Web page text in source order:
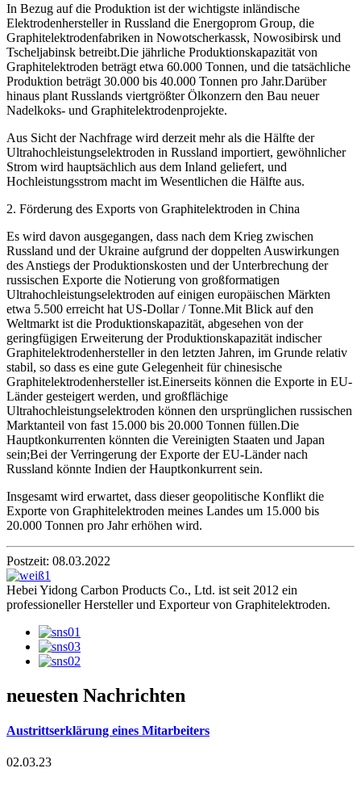
In Bezug auf die Produktion ist der wichtigste inländische
Elektrodenhersteller in Russland die Energoprom Group, die
Graphitelektrodenfabriken in Nowotscherkassk, Nowosibirsk und
Tscheljabinsk betreibt.Die jährliche Produktionskapazität von
Graphitelektroden beträgt etwa 60.000 Tonnen, und die tatsächliche
Produktion beträgt 30.000 bis 40.000 Tonnen pro Jahr.Darüber
hinaus plant Russlands viertgrößter Ölkonzern den Bau neuer
Nadelkoks- und Graphitelektrodenprojekte.
Aus Sicht der Nachfrage wird derzeit mehr als die Hälfte der
Ultrahochleistungselektroden in Russland importiert, gewöhnlicher
Strom wird hauptsächlich aus dem Inland geliefert, und
Hochleistungsstrom macht im Wesentlichen die Hälfte aus.
2. Förderung des Exports von Graphitelektroden in China
Es wird davon ausgegangen, dass nach dem Krieg zwischen
Russland und der Ukraine aufgrund der doppelten Auswirkungen
des Anstiegs der Produktionskosten und der Unterbrechung der
russischen Exporte die Notierung von großformatigen
Ultrahochleistungselektroden auf einigen europäischen Märkten
etwa 5.500 erreicht hat US-Dollar / Tonne.Mit Blick auf den
Weltmarkt ist die Produktionskapazität, abgesehen von der
geringfügigen Erweiterung der Produktionskapazität indischer
Graphitelektrodenhersteller in den letzten Jahren, im Grunde relativ
stabil, so dass es eine gute Gelegenheit für chinesische
Graphitelektrodenhersteller ist.Einerseits können die Exporte in EU-
Länder gesteigert werden, und großflächige
Ultrahochleistungselektroden können den ursprünglichen russischen
Marktanteil von fast 15.000 bis 20.000 Tonnen füllen.Die
Hauptkonkurrenten könnten die Vereinigten Staaten und Japan
sein;Bei der Verringerung der Exporte der EU-Länder nach
Russland könnte Indien der Hauptkonkurrent sein.
Insgesamt wird erwartet, dass dieser geopolitische Konflikt die
Exporte von Graphitelektroden meines Landes um 15.000 bis
20.000 Tonnen pro Jahr erhöhen wird.
Postzeit: 08.03.2022
Hebei Yidong Carbon Products Co., Ltd. ist seit 2012 ein
professioneller Hersteller und Exporteur von Graphitelektroden.
neuesten Nachrichten
Austrittserklärung eines Mitarbeiters
02.03.23